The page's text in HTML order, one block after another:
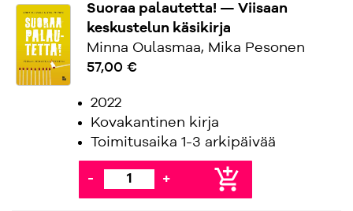
Suoraa palautetta! — Viisaan
keskustelun käsikirja
Minna Oulasmaa, Mika Pesonen
57,00 €
2022
Kovakantinen kirja
Toimitusaika 1-3 arkipäivää
- + add_shopping_cart